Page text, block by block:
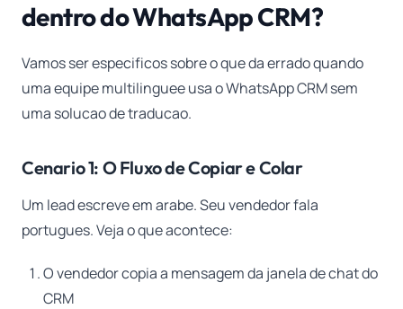
dentro do WhatsApp CRM?
Vamos ser especificos sobre o que da errado quando
uma equipe multilinguee usa o WhatsApp CRM sem
uma solucao de traducao.
Cenario 1: O Fluxo de Copiar e Colar
Um lead escreve em arabe. Seu vendedor fala
portugues. Veja o que acontece:
O vendedor copia a mensagem da janela de chat do
CRM